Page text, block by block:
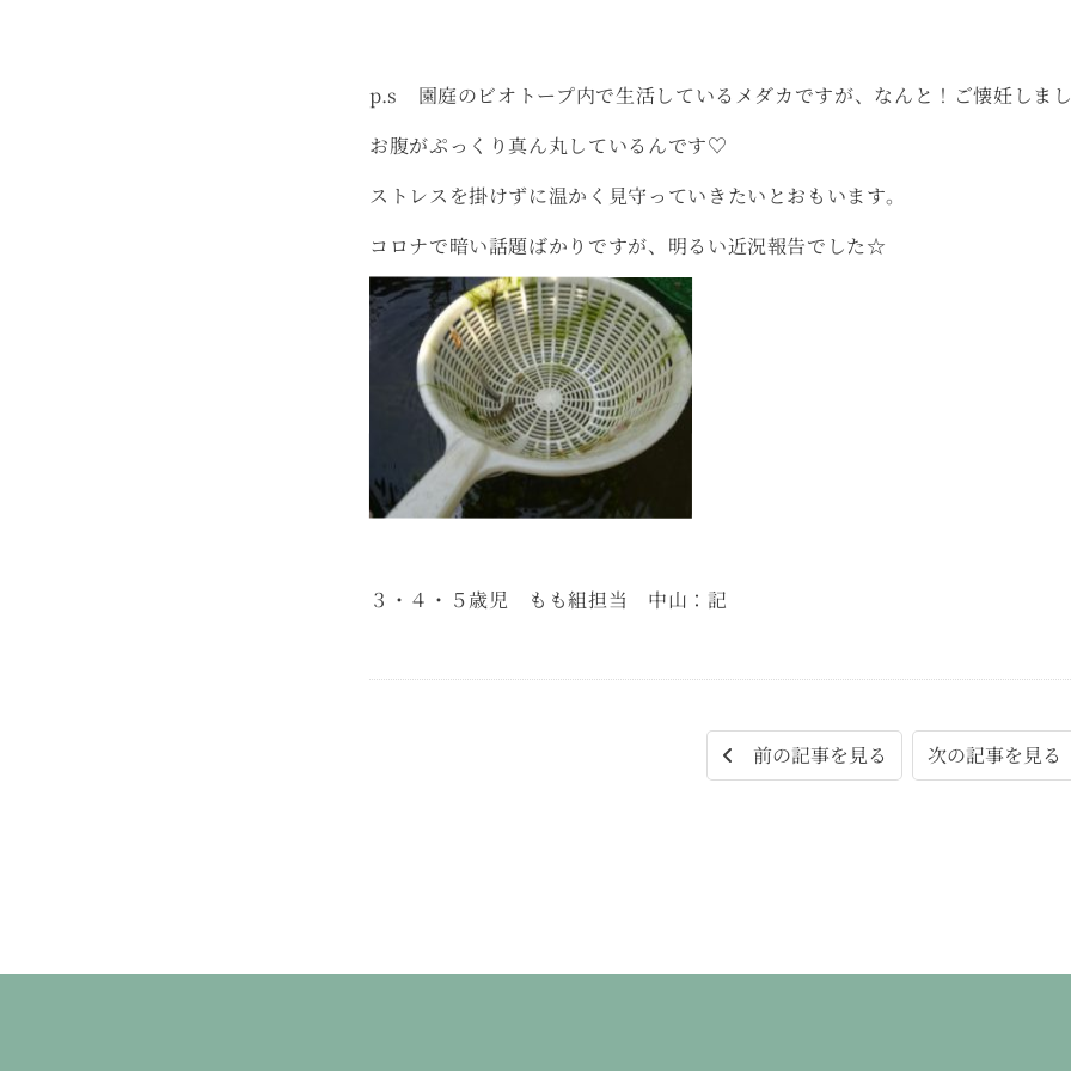
p.s 園庭のビオトープ内で生活しているメダカですが、なんと！ご懐妊しま
お腹がぷっくり真ん丸しているんです♡
ストレスを掛けずに温かく見守っていきたいとおもいます。
コロナで暗い話題ばかりですが、明るい近況報告でした☆
３・４・５歳児 もも組担当 中山：記
前の記事を見る 次の記事を見